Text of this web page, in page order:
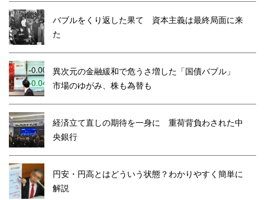
バブルをくり返した果て 資本主義は最終局面に来
た
異次元の金融緩和で危うさ増した「国債バブル」
市場のゆがみ、株も為替も
経済立て直しの期待を一身に 重荷背負わされた中
央銀行
円安・円高とはどういう状態？わかりやすく簡単に
解説